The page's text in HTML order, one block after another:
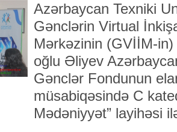
Azərbaycan Texniki
Gənclərin Virtual
Mərkəzinin (GVİİM-
oğlu Əliyev
Gənclər Fondunun
müsabiqəsində C
Mədəniyyət” layihəsi